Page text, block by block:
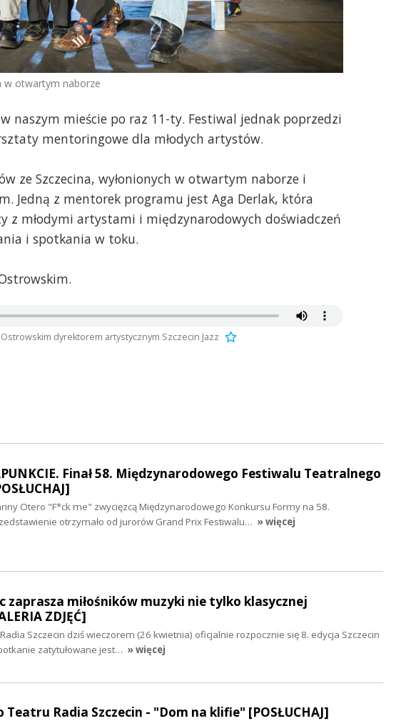
w otwartym naborze
naszym mieście po raz 11-ty. Festiwal jednak poprzedzi
mentoringowe dla młodych artystów.
ze Szczecina, wyłonionych w otwartym naborze i
Jedną z mentorek programu jest Aga Derlak, która
z młodymi artystami i międzynarodowych doświadczeń
i spotkania w toku.
dyrektorem artystycznym Szczecin Jazz
Finał 58. Międzynarodowego Festiwalu Teatralnego
Otero "F*ck me" zwycięzcą Międzynarodowego Konkursu Formy na 58.
otrzymało od jurorów Grand Prix Festiwalu… » więcej
zaprasza miłośników muzyki nie tylko klasycznej
ZDJĘĆ]
Szczecin dziś wieczorem (26 kwietnia) oficjalnie rozpocznie się 8. edycja Szczecin
zatytułowane jest… » więcej
Teatru Radia Szczecin - "Dom na klifie" [POSŁUCHAJ]